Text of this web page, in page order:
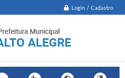
Login / Cadastro